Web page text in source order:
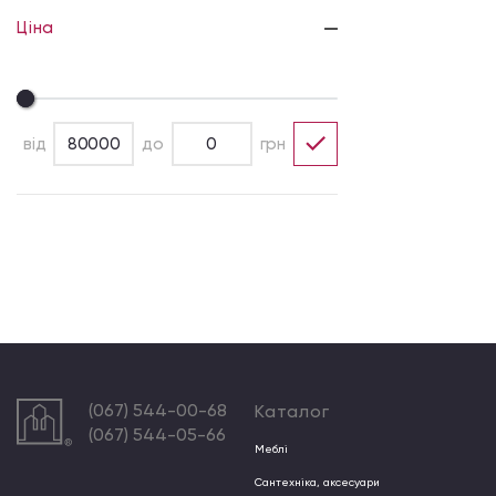
Ціна
від до грн
(067) 544-00-68
(067) 544-05-66
Каталог
Меблі
Сантехніка, аксесуари